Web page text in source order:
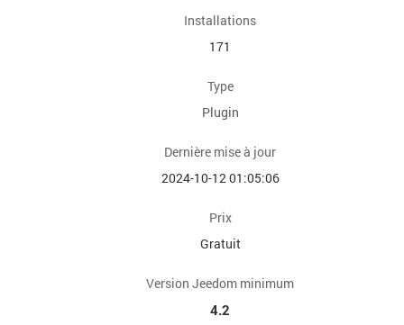
Installations
171
Type
Plugin
Dernière mise à jour
2024-10-12 01:05:06
Prix
Gratuit
Version Jeedom minimum
4.2